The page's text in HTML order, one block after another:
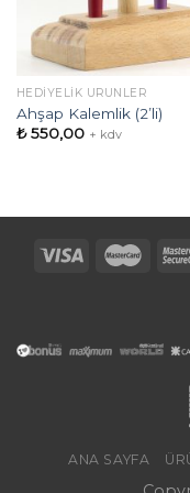
HEDIYELIK ÜRÜNLER
Ahşap Kalemlik (2’li)
₺550,00 + kdv
ANA SAYFA